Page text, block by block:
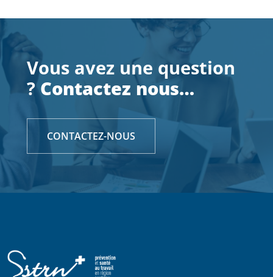
Vous avez une question
?Contactez nous…
CONTACTEZ-NOUS